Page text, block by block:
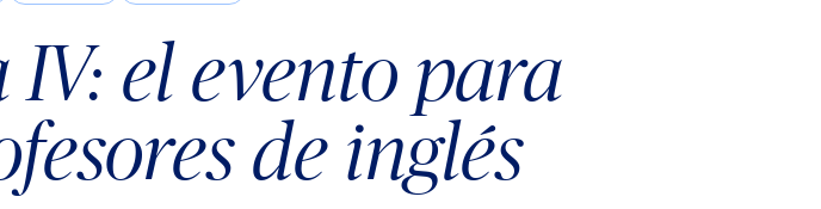
el evento para
de inglés